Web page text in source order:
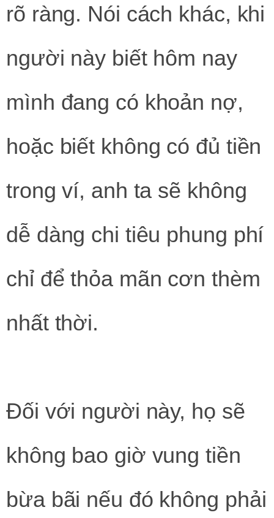
rõ ràng. Nói cách khác, khi
người này biết hôm nay
mình đang có khoản nợ,
hoặc biết không có đủ tiền
trong ví, anh ta sẽ không
dễ dàng chi tiêu phung phí
chỉ để thỏa mãn cơn thèm
nhất thời.
Đối với người này, họ sẽ
không bao giờ vung tiền
bừa bãi nếu đó không phải